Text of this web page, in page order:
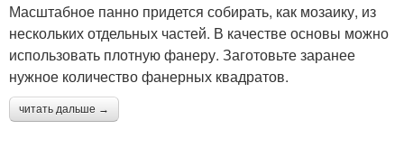
Масштабное панно придется собирать, как мозаику, из
нескольких отдельных частей. В качестве основы можно
использовать плотную фанеру. Заготовьте заранее
нужное количество фанерных квадратов.
читать дальше →